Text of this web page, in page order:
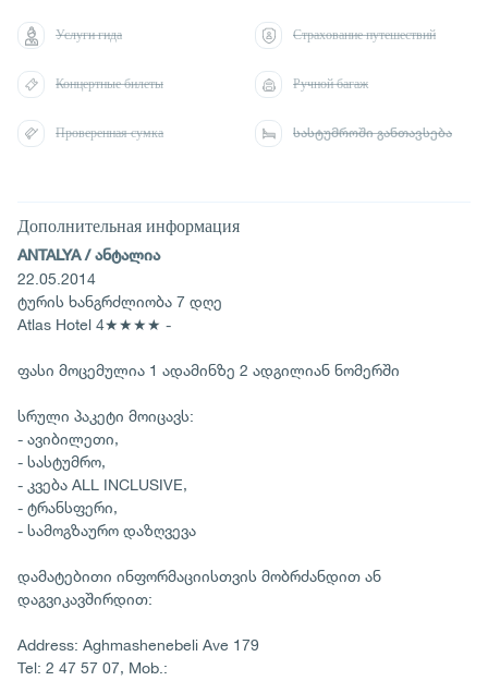
Дополнительная информация
ANTALYA / ანტალია
22.05.2014
ტურის ხანგრძლიობა 7 დღე
Atlas Hotel 4★★★★ -
ფასი მოცემულია 1 ადამინზე 2 ადგილიან ნომერში
სრული პაკეტი მოიცავს:
- ავიბილეთი,
- სასტუმრო,
- კვება ALL INCLUSIVE,
- ტრანსფერი,
- სამოგზაურო დაზღვევა
დამატებითი ინფორმაციისთვის მობრძანდით ან
დაგვიკავშირდით:
Address: Aghmashenebeli Ave 179
Tel: 2 47 57 07, Mob.:
Услуги гида Страхование путешествий
Концертные билеты Ручной багаж
Проверенная сумка სასტუმროში განთავსება